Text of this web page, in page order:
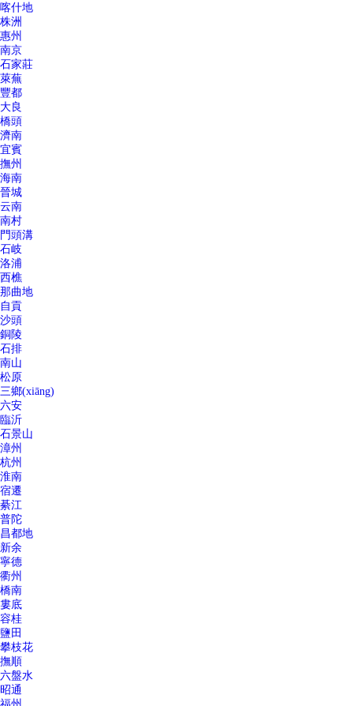
喀什地
株洲
惠州
南京
石家莊
萊蕪
豐都
大良
橋頭
濟南
宜賓
撫州
海南
晉城
云南
南村
門頭溝
石岐
洛浦
西樵
那曲地
自貢
沙頭
銅陵
石排
南山
松原
三鄉(xiāng)
六安
臨沂
石景山
漳州
杭州
淮南
宿遷
綦江
普陀
昌都地
新余
寧德
衢州
橋南
婁底
容桂
鹽田
攀枝花
撫順
六盤水
昭通